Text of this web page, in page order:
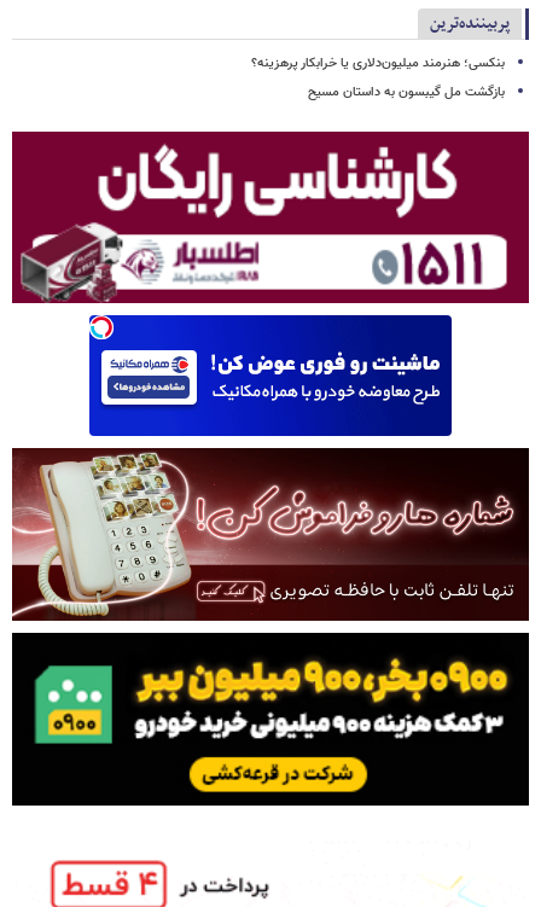
پربیننده‌ترین
بنکسی؛ هنرمند میلیون‌دلاری یا خرابکار پرهزینه؟
بازگشت مل گیبسون به داستان مسیح